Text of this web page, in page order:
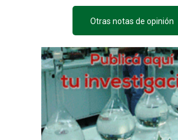
Otras notas de opinión